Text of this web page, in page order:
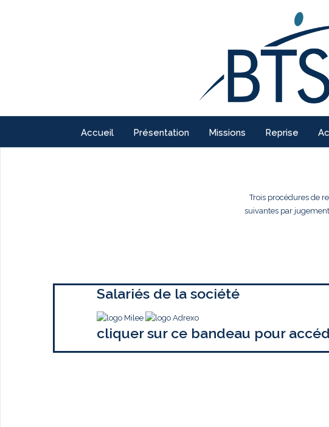
Accueil Présentation Missions Reprise
Trois procédures de
suivantes par
Salariés de la société
cliquer sur ce bandeau pour